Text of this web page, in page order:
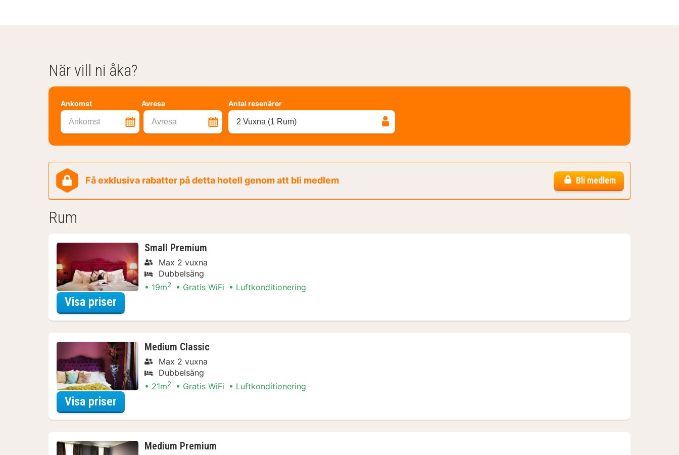
När vill ni åka?
Ankomst Avresa
Ankomst Avresa
Antal resenärer
2 Vuxna (1 Rum)
Få exklusiva rabatter på detta hotell genom att bli medlem Bli medlem
Rum
Small Premium
Max 2 vuxna
Dubbelsäng
19m2 Gratis WiFi Luftkonditionering
Visa priser
Medium Classic
Max 2 vuxna
Dubbelsäng
21m2 Gratis WiFi Luftkonditionering
Visa priser
Medium Premium